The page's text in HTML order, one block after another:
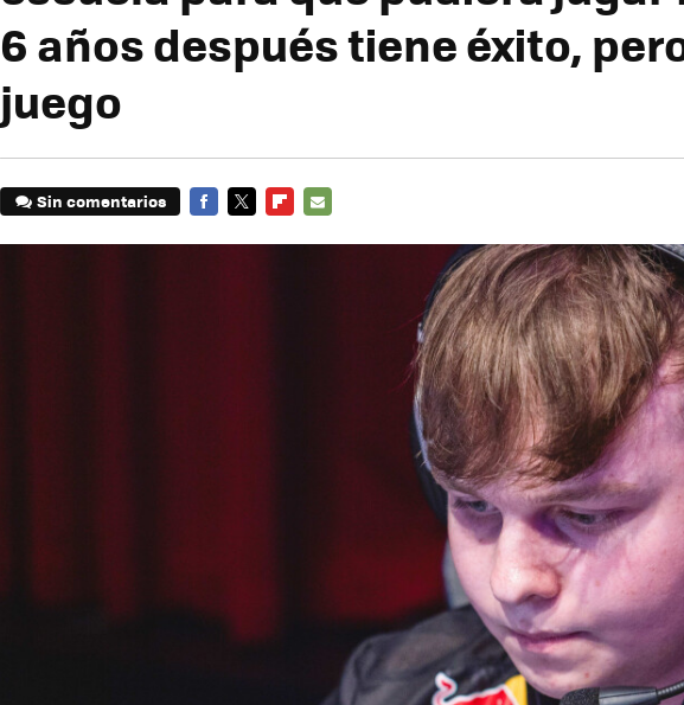
6 años después tiene éxito,
juego
Sin comentarios